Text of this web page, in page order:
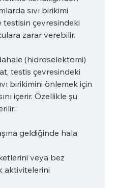
sıvı birikimi
testisin çevresindeki
zarar verebilir.
(hidroselektomi)
testis çevresindeki
birikimini önlemek için
içerir. Özellikle şu
geldiğinde hala
veya bez
aktivitelerini